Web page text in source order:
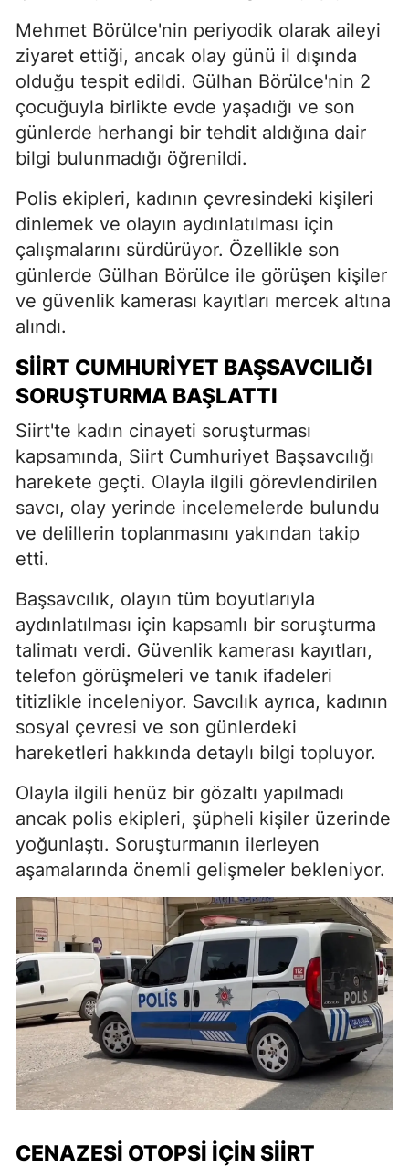
Mehmet Börülce'nin periyodik olarak aileyi
ziyaret ettiği, ancak olay günü il dışında
olduğu tespit edildi. Gülhan Börülce'nin 2
çocuğuyla birlikte evde yaşadığı ve son
günlerde herhangi bir tehdit aldığına dair
bilgi bulunmadığı öğrenildi.
Polis ekipleri, kadının çevresindeki kişileri
dinlemek ve olayın aydınlatılması için
çalışmalarını sürdürüyor. Özellikle son
günlerde Gülhan Börülce ile görüşen kişiler
ve güvenlik kamerası kayıtları mercek altına
alındı.
SİİRT CUMHURİYET BAŞSAVCILIĞI
SORUŞTURMA BAŞLATTI
Siirt'te kadın cinayeti soruşturması
kapsamında, Siirt Cumhuriyet Başsavcılığı
harekete geçti. Olayla ilgili görevlendirilen
savcı, olay yerinde incelemelerde bulundu
ve delillerin toplanmasını yakından takip
etti.
Başsavcılık, olayın tüm boyutlarıyla
aydınlatılması için kapsamlı bir soruşturma
talimatı verdi. Güvenlik kamerası kayıtları,
telefon görüşmeleri ve tanık ifadeleri
titizlikle inceleniyor. Savcılık ayrıca, kadının
sosyal çevresi ve son günlerdeki
hareketleri hakkında detaylı bilgi topluyor.
Olayla ilgili henüz bir gözaltı yapılmadı
ancak polis ekipleri, şüpheli kişiler üzerinde
yoğunlaştı. Soruşturmanın ilerleyen
aşamalarında önemli gelişmeler bekleniyor.
CENAZESİ OTOPSİ İÇİN SİİRT